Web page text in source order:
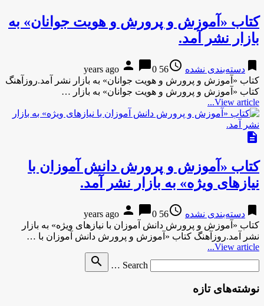
کتاب «آموزش و پرورش و هویت جوانان» به
بازار نشر آمد.
bookmark دسته‌بندی نشده access_time
56 years ago
person chat_bubble0
کتاب «آموزش و پرورش و هویت جوانان» به بازار نشر آمد.روزآهنگ
کتاب «آموزش و پرورش و هویت جوانان» به بازار …
View article...
description
کتاب «آموزش و پرورش دانش آموزان با
نیازهای ویژه» به بازار نشر آمد.
bookmark دسته‌بندی نشده access_time
56 years ago
person chat_bubble0
کتاب «آموزش و پرورش دانش آموزان با نیازهای ویژه» به بازار
نشر آمد.روزآهنگ کتاب «آموزش و پرورش دانش آموزان با …
View article...
Search …
search
نوشته‌های تازه